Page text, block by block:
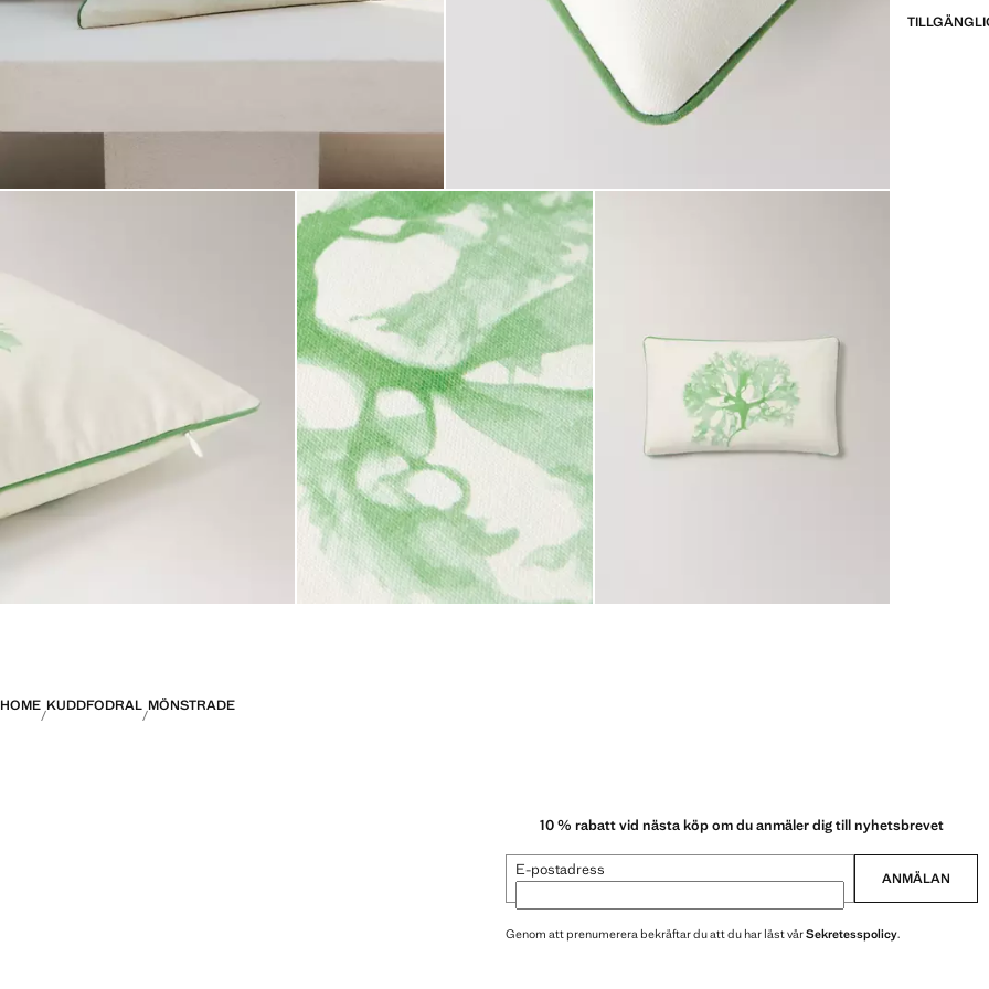
HOME KUDDFODRAL MÖNSTRADE
10 % rabatt vid nästa köp om du anmäler dig till nyhetsbrevet
E-postadress ANMÄLAN
Genom att prenumerera bekräftar du att du har läst vårSekretesspolicy.